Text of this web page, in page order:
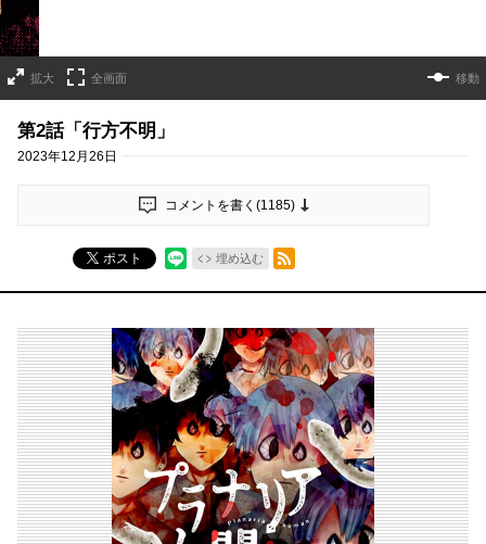
拡大 全画面 移動
第2話「行方不明」
2023年12月26日
コメントを書く(1185)
ポスト 埋め込む
RSSフィード